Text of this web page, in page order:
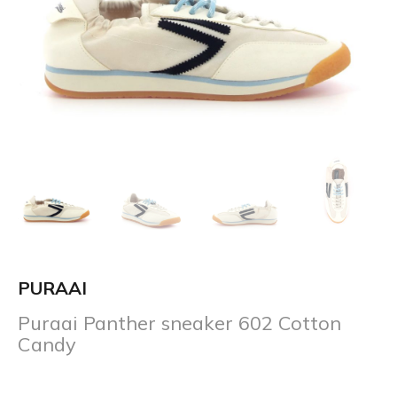
PURAAI
Puraai Panther sneaker 602 Cotton
Candy